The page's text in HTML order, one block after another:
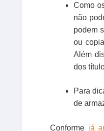
Como
não
podem
ou
Além
dos
Para
de
Conforme já